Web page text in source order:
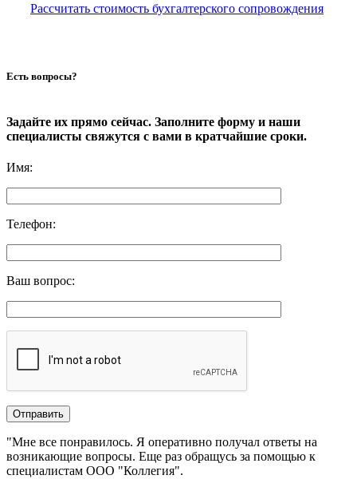
Рассчитать стоимость бухгалтерского сопровождения
Есть вопросы?
Задайте их прямо сейчас. Заполните форму и наши
специалисты свяжутся с вами в кратчайшие сроки.
Имя:
Телефон:
Ваш вопрос:
"Мне все понравилось.​ ​Я оперативно получал ответы на
возникающие вопросы. Еще раз обращусь за помощью к
специалистам ООО "Коллегия".​